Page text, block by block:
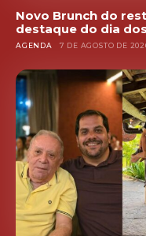
Novo Brunch do
destaque do dia
AGENDA 7 DE AGOSTO DE